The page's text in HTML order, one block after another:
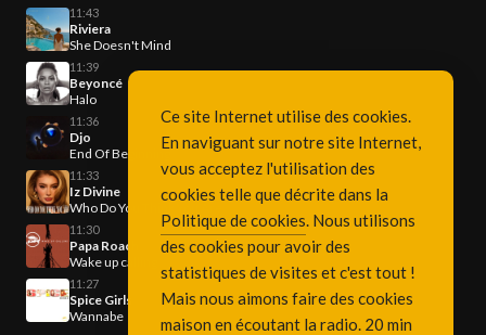
11:43
Riviera
She Doesn't Mind
11:39
Beyoncé
Halo
11:36
Djo
End Of Beginning
11:33
Iz Divine
Who Do You Think You Are
11:30
Papa Roach
Wake up calling
11:27
Spice Girls
Wannabe
Ce site Internet utilise des cookies.
En naviguant sur notre site Internet,
vous acceptez l'utilisation des
cookies telle que décrite dans la
Politique de cookies. Nous utilisons
des cookies pour avoir des
statistiques de visites et c'est tout !
Mais nous aimons faire des cookies
maison en écoutant la radio. 20 min